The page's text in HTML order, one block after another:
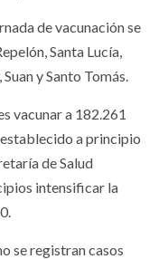
de vacunación se
Santa Lucía,
y Santo Tomás.
vacunar a 182.261
a principio
de Salud
intensificar la
se registran casos